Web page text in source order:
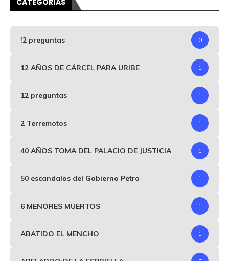
CATEGORÍAS
!2 preguntas 0
12 AÑOS DE CÁRCEL PARA URIBE 1
12 preguntas 1
2 Terremotos 1
40 AÑOS TOMA DEL PALACIO DE JUSTICIA 1
50 escandalos del Gobierno Petro 1
6 MENORES MUERTOS 1
ABATIDO EL MENCHO 1